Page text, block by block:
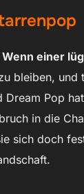
Wenn einer
bleiben,
Dream Pop
in die
sich doch